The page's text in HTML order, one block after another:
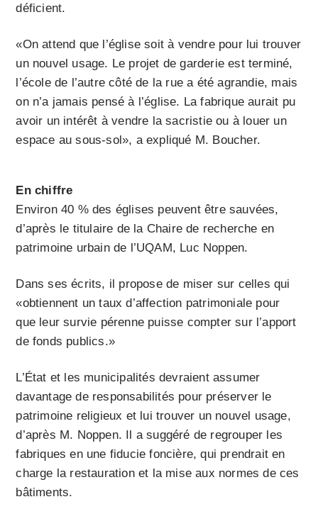
déficient.
«On attend que l’église soit à vendre pour lui trouver
un nouvel usage. Le projet de garderie est terminé,
l’école de l’autre côté de la rue a été agrandie, mais
on n’a jamais pensé à l’église. La fabrique aurait pu
avoir un intérêt à vendre la sacristie ou à louer un
espace au sous-sol», a expliqué M. Boucher.
En chiffre
Environ 40 % des églises peuvent être sauvées,
d’après le titulaire de la Chaire de recherche en
patrimoine urbain de l’UQAM, Luc Noppen.
Dans ses écrits, il propose de miser sur celles qui
«obtiennent un taux d’affection patrimoniale pour
que leur survie pérenne puisse compter sur l’apport
de fonds publics.»
L’État et les municipalités devraient assumer
davantage de responsabilités pour préserver le
patrimoine religieux et lui trouver un nouvel usage,
d’après M. Noppen. Il a suggéré de regrouper les
fabriques en une fiducie foncière, qui prendrait en
charge la restauration et la mise aux normes de ces
bâtiments.